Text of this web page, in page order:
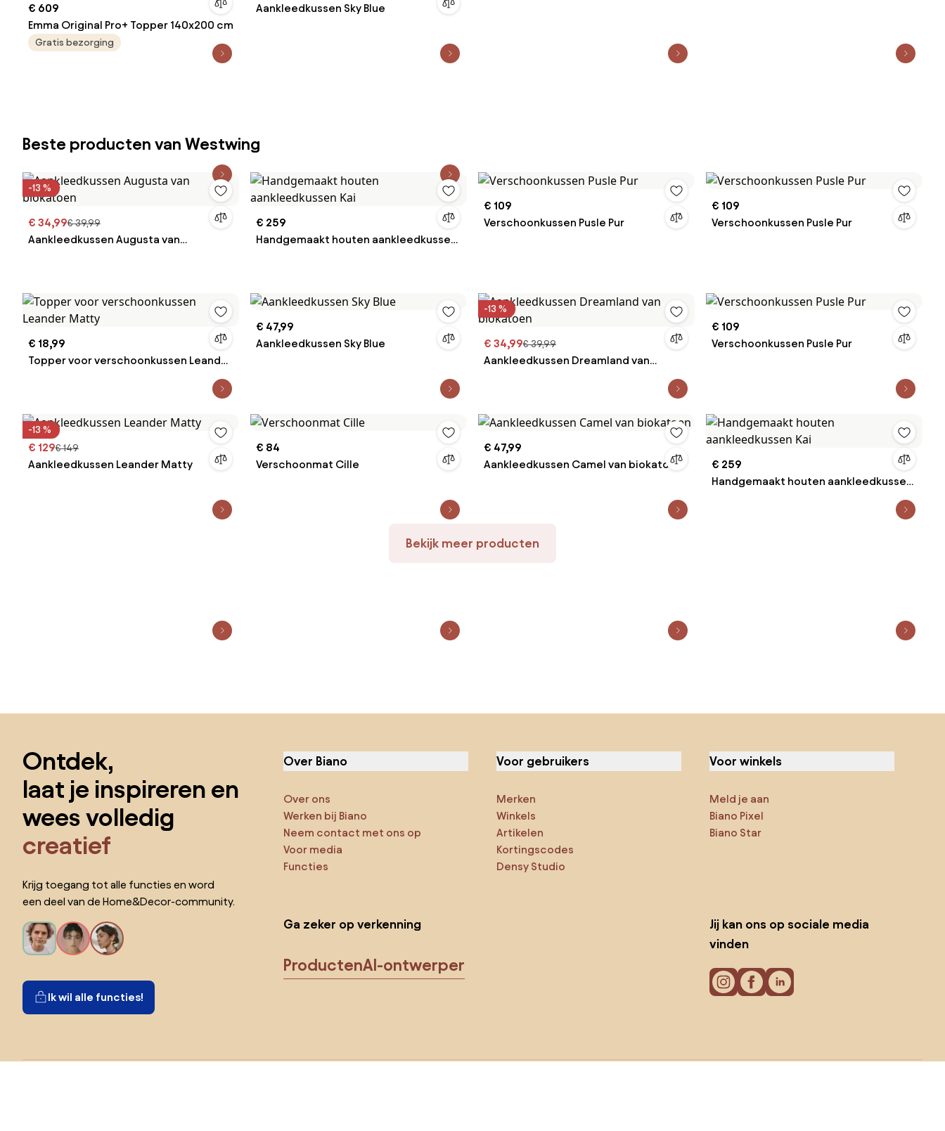
€ 609
Emma Original Pro+ Topper 140x200 cm
Gratis bezorging
Aankleedkussen Sky Blue
Beste producten van Westwing
-13 %
€ 34,99€ 39,99
Aankleedkussen Augusta van
€ 259
Handgemaakt houten aankleedkussen
€ 109
Verschoonkussen Pusle Pur
€ 109
Verschoonkussen Pusle Pur
€ 18,99
Topper voor verschoonkussen Leander
€ 47,99
Aankleedkussen Sky Blue
-13 %
€ 34,99€ 39,99
Aankleedkussen Dreamland van
€ 109
Verschoonkussen Pusle Pur
-13 %
€ 129€ 149
Aankleedkussen Leander Matty
€ 84
Verschoonmat Cille
€ 47,99
Aankleedkussen Camel van biokatoen
€ 259
Handgemaakt houten aankleedkussen
Bekijk meer producten
Ontdek,
laat je inspireren en
wees volledig
creatief
Krijg toegang tot alle functies en word
een deel van de Home&Decor-community.
Ik wil alle functies!
Over Biano
Over ons
Werken bij Biano
Neem contact met ons op
Voor media
Functies
Voor gebruikers
Merken
Winkels
Artikelen
Kortingscodes
Densy Studio
Voor winkels
Meld je aan
Biano Pixel
Biano Star
Ga zeker op verkenning
ProductenAI-ontwerper
Jij kan ons op sociale media
vinden